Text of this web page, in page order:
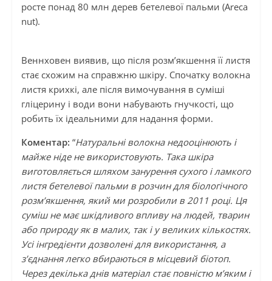
росте понад 80 млн дерев бетелевої пальми (Areca
nut).
Веннховен виявив, що після розм’якшення її листя
стає схожим на справжню шкіру. Спочатку волокна
листя крихкі, але після вимочування в суміші
гліцерину і води вони набувають гнучкості, що
робить їх ідеальними для надання форми.
Коментар: “Натуральні волокна недооцінюють і
майже ніде не використовують. Така шкіра
виготовляється шляхом занурення сухого і ламкого
листя бетелевої пальми в розчин для біологічного
розм’якшення, який ми розробили в 2011 році. Ця
суміш не має шкідливого впливу на людей, тварин
або природу як в малих, так і у великих кількостях.
Усі інгредієнти дозволені для використання, а
з’єднання легко вбираються в місцевий біотоп.
Через декілька днів матеріал стає повністю м’яким і